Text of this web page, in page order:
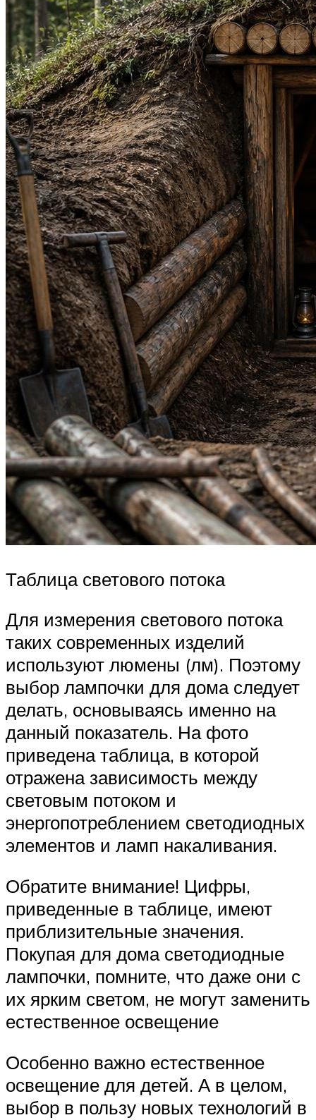
Таблица светового потока
Для измерения светового потока
таких современных изделий
используют люмены (лм). Поэтому
выбор лампочки для дома следует
делать, основываясь именно на
данный показатель. На фото
приведена таблица, в которой
отражена зависимость между
световым потоком и
энергопотреблением светодиодных
элементов и ламп накаливания.
Обратите внимание! Цифры,
приведенные в таблице, имеют
приблизительные значения.
Покупая для дома светодиодные
лампочки, помните, что даже они с
их ярким светом, не могут заменить
естественное освещение
Особенно важно естественное
освещение для детей. А в целом,
выбор в пользу новых технологий в